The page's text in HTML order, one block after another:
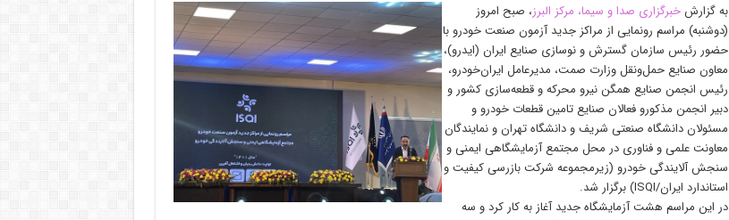
به گزارشخبرگزاری صدا و سیما، مرکز البرز، صبح امروز
(دوشنبه) مراسم رونمایی از مراکز جدید آزمون صنعت خودرو با
حضور رئیس سازمان گسترش و نوسازی صنایع ایران (ایدرو)،
معاون صنایع حمل‌ونقل وزارت صمت، مدیرعامل ایران‌خودرو،
رئیس انجمن صنایع همگن نیرو محرکه و قطعه‌سازی کشور و
دبیر انجمن مذکورو فعالان صنایع تامین قطعات خودرو و
مسئولان دانشگاه صنعتی شریف و دانشگاه تهران و نمایندگان
معاونت علمی و فناوری در محل مجتمع آزمایشگاهی ایمنی و
سنجش آلایندگی خودرو (زیرمجموعه شرکت بازرسی کیفیت و
استاندارد ایران/ISQI) برگزار شد.
در این مراسم هشت آزمایشگاه جدید آغاز به کار کرد و سه